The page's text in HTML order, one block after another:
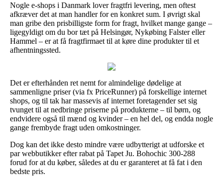
Nogle e-shops i Danmark lover fragtfri levering, men oftest
afkræver det at man handler for en konkret sum. I øvrigt skal
man gribe den prisbilligste form for fragt, hvilket mange gange –
ligegyldigt om du bor tæt på Helsingør, Nykøbing Falster eller
Hammel – er at få fragtfirmaet til at køre dine produkter til et
afhentningssted.
Det er efterhånden ret nemt for almindelige dødelige at
sammenligne priser (via fx PriceRunner) på forskellige internet
shops, og til tak har massevis af internet foretagender set sig
tvunget til at nedbringe priserne på produkterne – til børn, og
endvidere også til mænd og kvinder – en hel del, og endda nogle
gange frembyde fragt uden omkostninger.
Dog kan det ikke desto mindre være udbytterigt at udforske et
par webbutikker efter rabat på Tapet Ju. Bohochic 300-288
forud for at du køber, således at du er garanteret at få fat i den
bedste pris.